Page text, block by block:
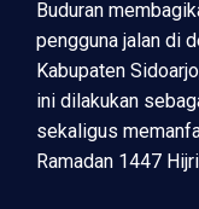
Buduran
pengguna jalan di
Kabupaten
ini dilakukan
sekaligus
Ramadan 1447